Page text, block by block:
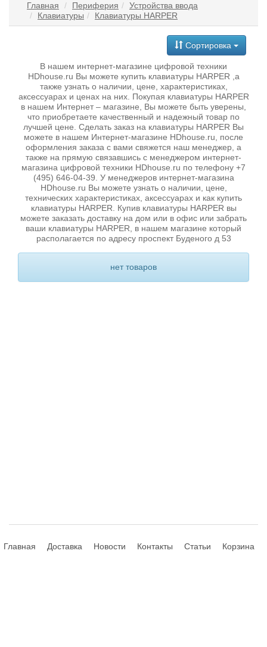
Главная Периферия
Устройства ввода
Клавиатуры
Клавиатуры HARPER
Сортировка
В нашем интернет-магазине цифровой техники
HDhouse.ru Вы можете купить клавиатуры HARPER ,а
также узнать о наличии, цене, характеристиках,
аксессуарах и ценах на них. Покупая клавиатуры HARPER
в нашем Интернет – магазине, Вы можете быть уверены,
что приобретаете качественный и надежный товар по
лучшей цене. Сделать заказ на клавиатуры HARPER Вы
можете в нашем Интернет-магазине HDhouse.ru, после
оформления заказа с вами свяжется наш менеджер, а
также на прямую связавшись с менеджером интернет-
магазина цифровой техники HDhouse.ru по телефону +7
(495) 646-04-39. У менеджеров интернет-магазина
HDhouse.ru Вы можете узнать о наличии, цене,
технических характеристиках, аксессуарах и как купить
клавиатуры HARPER. Купив клавиатуры HARPER вы
можете заказать доставку на дом или в офис или забрать
ваши клавиатуры HARPER, в нашем магазине который
располагается по адресу проспект Буденого д 53
нет товаров
Главная Доставка Новости Контакты Статьи Корзина